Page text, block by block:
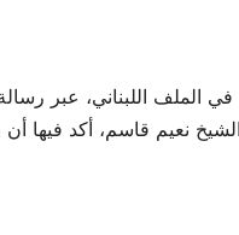
الملف اللبناني، عبر
نعيم قاسم، أكد فيها